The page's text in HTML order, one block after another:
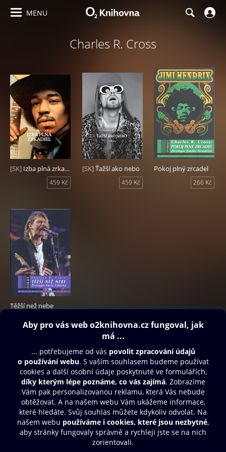
MENU
Charles R. Cross
[SK] Izba plná zrkadiel
459 Kč
[SK]Ťažší ako nebo
459 Kč
Pokoj plný zrcadel
266 Kč
Těžší než nebe
199 Kč
Obsah ke stažení
Moje O2 Knihovna
Další zábava
© O2 Czech Republic a.s.